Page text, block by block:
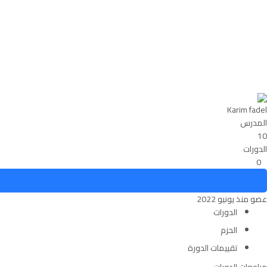
Karim fadel
المدرس
10
الدورات
0
عضو منذ يونيو 2022
الدورات
الحزم
تقييمات الدورة